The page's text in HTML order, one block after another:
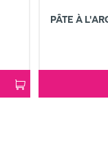
PÂTE À